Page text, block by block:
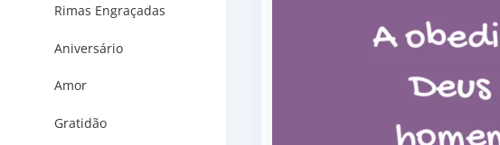
Rimas Engraçadas
Aniversário
Amor
Gratidão